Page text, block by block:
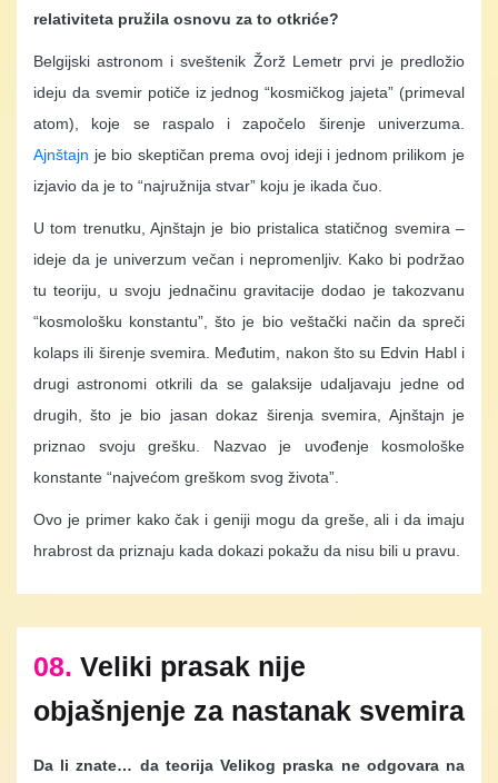
relativiteta pružila osnovu za to otkriće?
Belgijski astronom i sveštenik Žorž Lemetr prvi je predložio
ideju da svemir potiče iz jednog “kosmičkog jajeta” (primeval
atom), koje se raspalo i započelo širenje univerzuma.
Ajnštajn je bio skeptičan prema ovoj ideji i jednom prilikom je
izjavio da je to “najružnija stvar” koju je ikada čuo.
U tom trenutku, Ajnštajn je bio pristalica statičnog svemira –
ideje da je univerzum večan i nepromenljiv. Kako bi podržao
tu teoriju, u svoju jednačinu gravitacije dodao je takozvanu
“kosmološku konstantu”, što je bio veštački način da spreči
kolaps ili širenje svemira. Međutim, nakon što su Edvin Habl i
drugi astronomi otkrili da se galaksije udaljavaju jedne od
drugih, što je bio jasan dokaz širenja svemira, Ajnštajn je
priznao svoju grešku. Nazvao je uvođenje kosmološke
konstante “najvećom greškom svog života”.
Ovo je primer kako čak i geniji mogu da greše, ali i da imaju
hrabrost da priznaju kada dokazi pokažu da nisu bili u pravu.
08. Veliki prasak nije
objašnjenje za nastanak svemira
Da li znate… da teorija Velikog praska ne odgovara na